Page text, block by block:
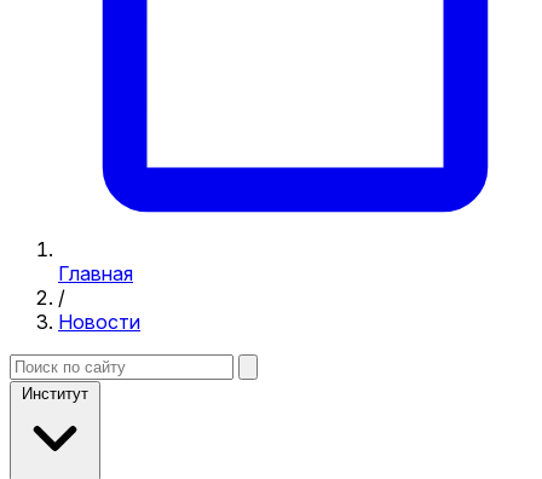
Главная
/
Новости
Институт